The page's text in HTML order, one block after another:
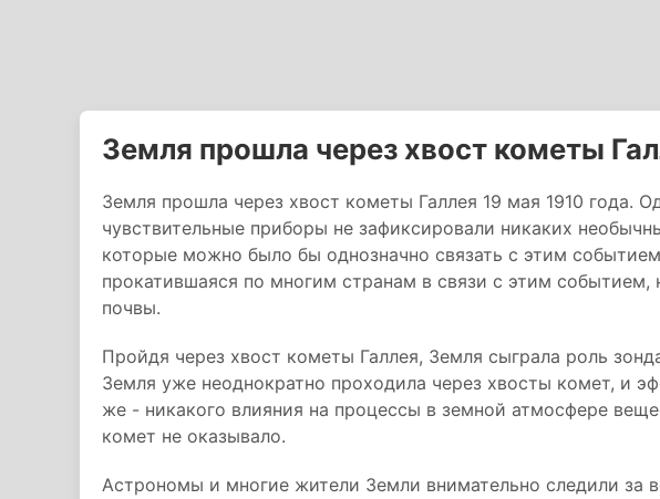
Земля прошла через хвост кометы
Земля прошла через хвост кометы Галлея 19 мая 1910 года.
чувствительные приборы не зафиксировали никаких
которые можно было бы однозначно связать с этим
прокатившаяся по многим странам в связи с этим событием,
почвы.
Пройдя через хвост кометы Галлея, Земля сыграла роль
Земля уже неоднократно проходила через хвосты комет, и
же - никакого влияния на процессы в земной атмосфере
комет не оказывало.
Астрономы и многие жители Земли внимательно следили за